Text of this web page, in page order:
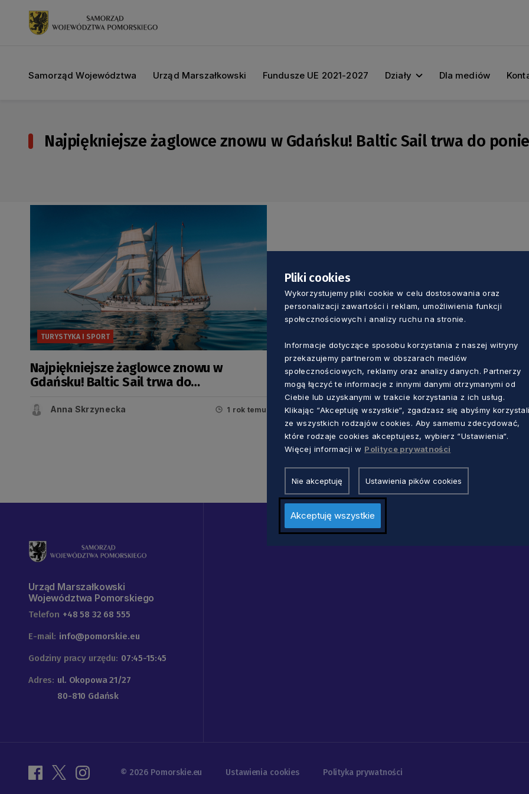
Samorząd Województwa Urząd Marszałkowski Fundusze UE 2021-2027 Działy Dla mediów
Najpiękniejsze żaglowce znowu w Gdańsku! Baltic Sail trwa do
TURYSTYKA I SPORT
Najpiękniejsze żaglowce znowu w
Gdańsku! Baltic Sail trwa do
Anna Skrzynecka 1 rok temu
Urząd Marszałkowski
Województwa Pomorskiego
Telefon +48 58 32 68 555
E-mail: info@pomorskie.eu
Godziny pracy urzędu: 07:45-15:45
Adres: ul. Okopowa 21/27
80-810 Gdańsk
© 2026 Pomorskie.eu Ustawienia cookies Polityka prywatności
Pliki cookies
Wykorzystujemy pliki cookie w celu dostosowania oraz
personalizacji zawartości i reklam, umożliwienia funkcji
społecznościowych i analizy ruchu na stronie.
Informacje dotyczące sposobu korzystania z naszej witryny
przekazujemy partnerom w obszarach mediów
społecznościowych, reklamy oraz analizy danych. Partnerzy
mogą łączyć te informacje z innymi danymi otrzymanymi od
Ciebie lub uzyskanymi w trakcie korzystania z ich usług.
Klikając “Akceptuję wszystkie“, zgadzasz się abyśmy
ze wszystkich rodzajów cookies. Aby samemu zdecydować,
które rodzaje cookies akceptujesz, wybierz “Ustawienia“.
Więcej informacji w Polityce prywatności
Nie akceptuję Ustawienia pików cookies
Akceptuję wszystkie